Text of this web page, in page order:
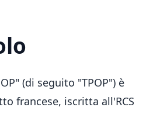
(di seguito "TPOP") è
francese, iscritta all'RCS